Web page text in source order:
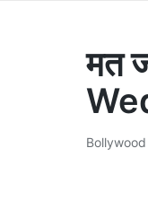
मत
Posted
Bollywood